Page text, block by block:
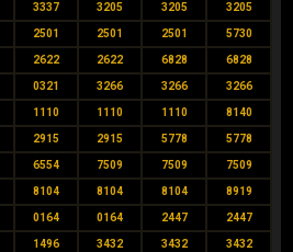
3337 3205 3205 3205
2501 2501 2501 5730
2622 2622 6828 6828
0321 3266 3266 3266
1110 1110 1110 8140
2915 2915 5778 5778
6554 7509 7509 7509
8104 8104 8104 8919
0164 0164 2447 2447
1496 3432 3432 3432